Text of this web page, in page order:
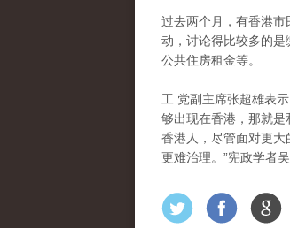
过去两个月，有香港
动，讨论得比较多的是
公共住房租金等。
工 党副主席张超雄表
够出现在香港，那就
香港人，尽管面对更
更难治理。”宪政学者